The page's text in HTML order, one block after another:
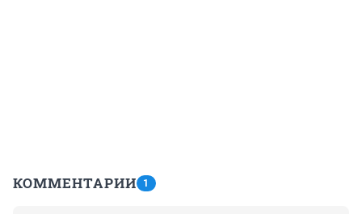
КОММЕНТАРИИ 1